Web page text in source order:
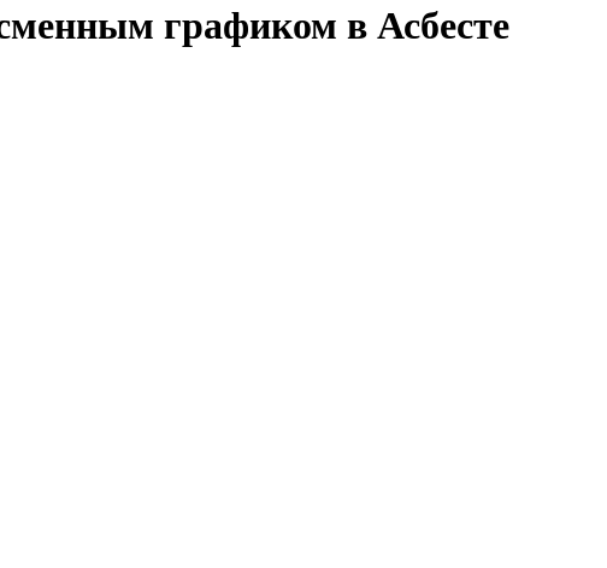
графиком в Асбесте